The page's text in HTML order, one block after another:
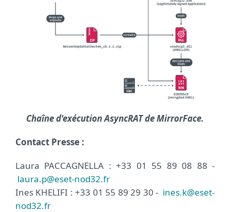
Chaîne d'exécution AsyncRAT de MirrorFace.
Contact Presse :
Laura PACCAGNELLA : +33 01 55 89 08 88 -
laura.p@eset-nod32.fr
Ines KHELIFI : +33 01 55 89 29 30 - ines.k@eset-
nod32.fr